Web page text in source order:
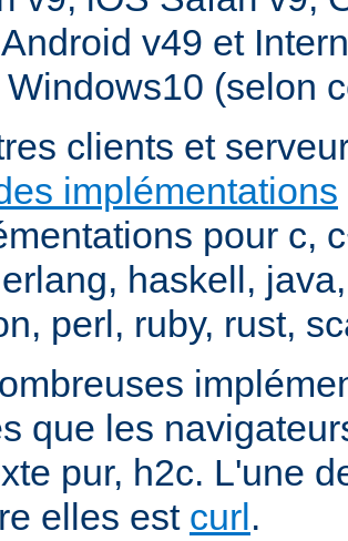
v49 et
Windows10 (selon
clients et
implémentations
pour c,
haskell,
perl, ruby, rust,
que les
pur, h2c. L'une
elles est curl.